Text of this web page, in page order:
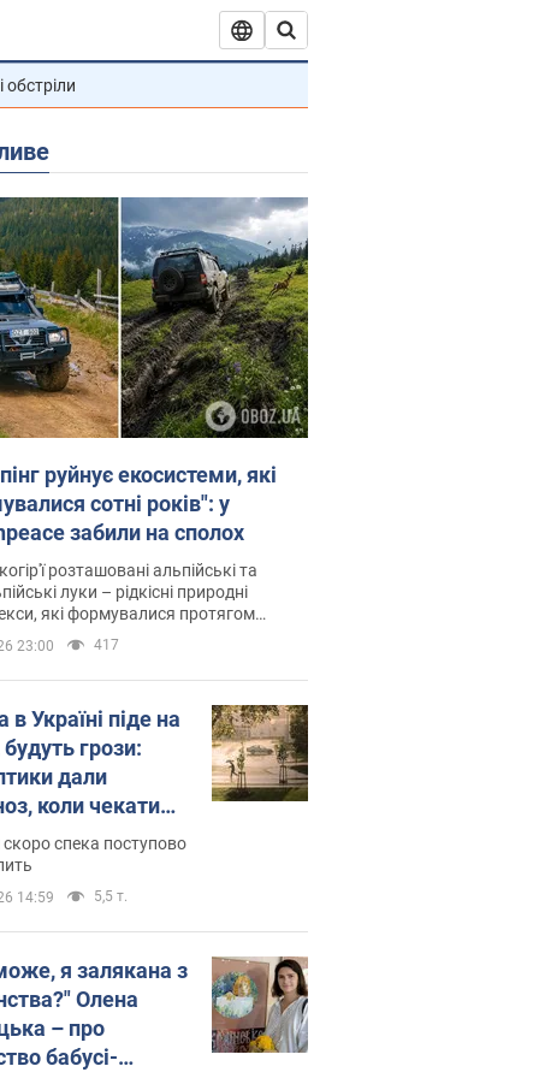
обстріли
руйнує екосистеми, які
сотні років": у
забили на сполох
розташовані альпійські та
луки – рідкісні природні
які формувалися протягом
23:00 417
в Україні піде на
грози:
дали
коли чекати
погоди
скоро спека поступово
14:59 5,5 т.
я залякана з
Олена
– про
бабусі-